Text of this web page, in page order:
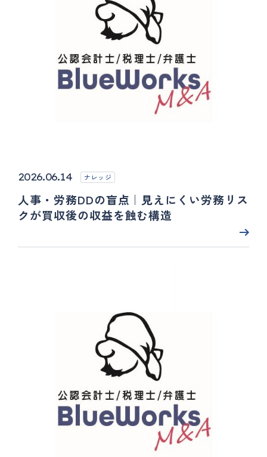
2026.06.14 ナレッジ
人事・労務DDの盲点｜見えにくい労務リス
クが買収後の収益を蝕む構造